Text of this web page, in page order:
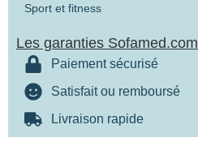
Sport et fitness
Les garanties Sofamed.com
Paiement sécurisé
Satisfait ou remboursé
Livraison rapide